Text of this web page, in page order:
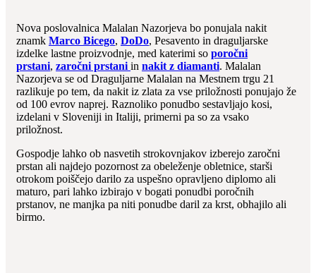
Nova poslovalnica Malalan Nazorjeva bo ponujala nakit
znamk Marco Bicego, DoDo, Pesavento in draguljarske
izdelke lastne proizvodnje, med katerimi so poročni
prstani, zaročni prstani in nakit z diamanti. Malalan
Nazorjeva se od Draguljarne Malalan na Mestnem trgu 21
razlikuje po tem, da nakit iz zlata za vse priložnosti ponujajo že
od 100 evrov naprej. Raznoliko ponudbo sestavljajo kosi,
izdelani v Sloveniji in Italiji, primerni pa so za vsako
priložnost.
Gospodje lahko ob nasvetih strokovnjakov izberejo zaročni
prstan ali najdejo pozornost za obeleženje obletnice, starši
otrokom poiščejo darilo za uspešno opravljeno diplomo ali
maturo, pari lahko izbirajo v bogati ponudbi poročnih
prstanov, ne manjka pa niti ponudbe daril za krst, obhajilo ali
birmo.